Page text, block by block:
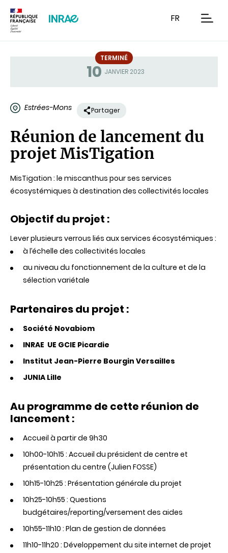
FR
10 JANVIER 2023
Statut
TERMINÉ
Estrées-Mons Partager
Réunion de lancement du
projet MisTigation
MisTigation : le miscanthus pour ses services
écosystémiques à destination des collectivités locales
Objectif du projet :
Lever plusieurs verrous liés aux services écosystémiques :
à l’échelle des collectivités locales
au niveau du fonctionnement de la culture et de la
sélection variétale
Partenaires du projet :
Société Novabiom
INRAE UE GCIE Picardie
Institut Jean-Pierre Bourgin Versailles
JUNIA Lille
Au programme de cette réunion de
lancement :
Accueil à partir de 9h30
10h00-10h15 : Accueil du président de centre et
présentation du centre (Julien FOSSE)
10h15-10h25 : Présentation générale du projet
10h25-10h55 : Questions
budgétaires/reporting/versement des aides
10h55-11h10 : Plan de gestion de données
11h10-11h20 : Développement du site internet de projet